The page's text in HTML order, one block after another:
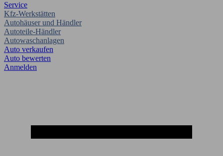
Service
Kfz-Werkstätten
Autohäuser und Händler
Autoteile-Händler
Autowaschanlagen
Auto verkaufen
Auto bewerten
Anmelden